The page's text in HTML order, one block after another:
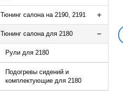
Тюнинг салона на 2190, 2191
Тюнинг салона для 2180
Рули для 2180
Подогревы сидений и
комплектующие для 2180